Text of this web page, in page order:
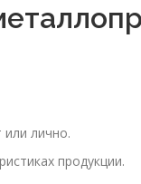
лично.
продукции.